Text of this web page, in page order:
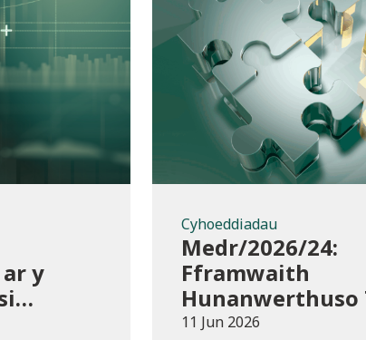
y
Cyhoeddiadau
Medr/2026/24:
Fframwaith
Hunanwerthuso
yn erbyn
11 Jun 2026